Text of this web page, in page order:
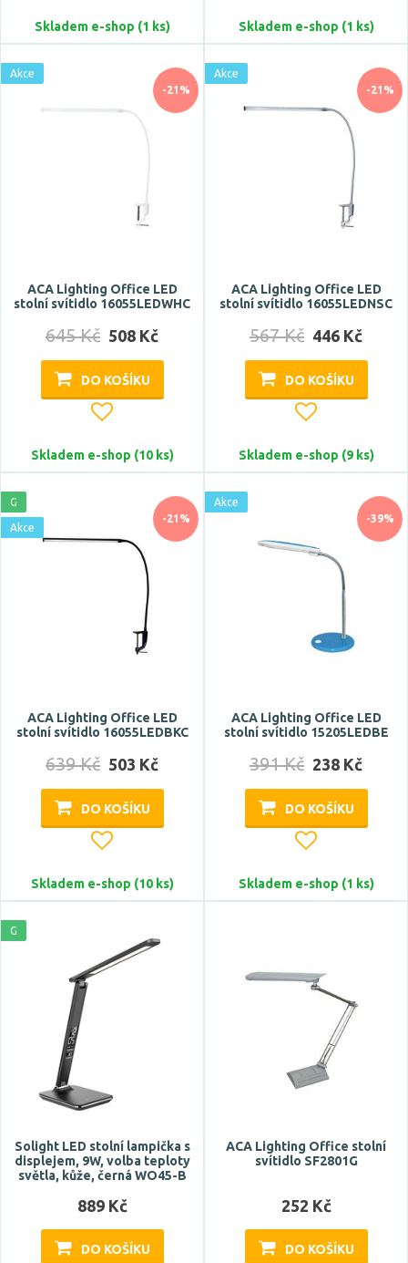
CCT
DALI
Zobrazit více
moderní
Zobrazit více
hranatý
kulatý
oblouk
Zobrazit více
IP43
Průměr
Výška
Délka
Skladem e-shop (1 ks) Skladem e-shop (1 ks)
-21%
Akce
ACA Lighting Office LED
stolní svítidlo 16055LEDWHC
645 Kč 508 Kč
DO KOŠÍKU
Skladem e-shop (10 ks)
-21%
Akce
ACA Lighting Office LED
stolní svítidlo 16055LEDNSC
567 Kč 446 Kč
DO KOŠÍKU
Skladem e-shop (9 ks)
-21%
G
Akce
ACA Lighting Office LED
stolní svítidlo 16055LEDBKC
639 Kč 503 Kč
DO KOŠÍKU
Skladem e-shop (10 ks)
-39%
Akce
ACA Lighting Office LED
stolní svítidlo 15205LEDBE
391 Kč 238 Kč
DO KOŠÍKU
Skladem e-shop (1 ks)
G
Solight LED stolní lampička s
displejem, 9W, volba teploty
světla, kůže, černá WO45-B
889 Kč
DO KOŠÍKU
ACA Lighting Office stolní
svítidlo SF2801G
252 Kč
DO KOŠÍKU